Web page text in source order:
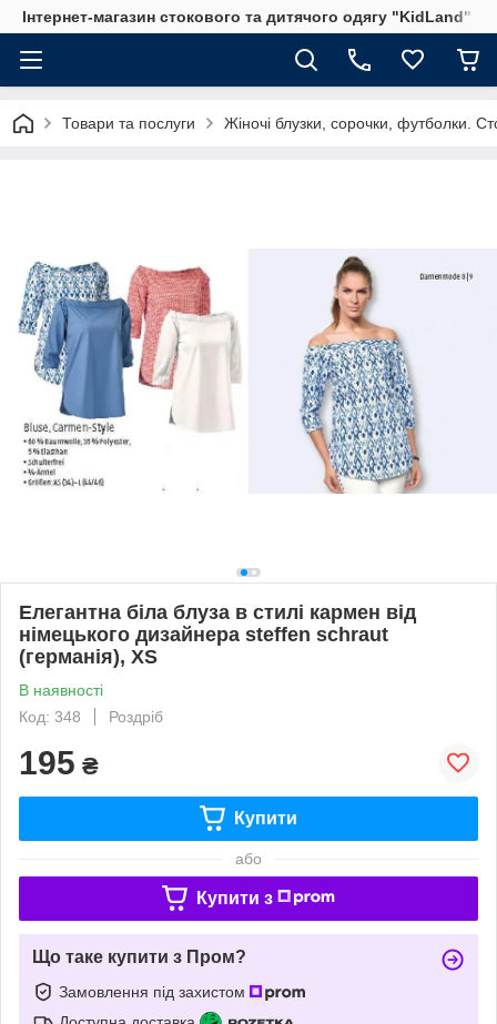
Інтернет-магазин стокового та дитячого одягу "KidLand"
Товари та послуги Жіночі блузки, сорочки, футболки.
Елегантна біла блуза в стилі кармен від
німецького дизайнера steffen schraut
(германія), XS
В наявності
Код: 348
Роздріб
195 ₴
Купити
або
Купити з
Що таке купити з Пром?
Замовлення під захистом